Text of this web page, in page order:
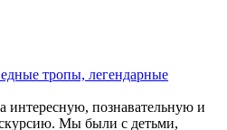
тропы, легендарные
интересную, познавательную и
Мы были с детьми,